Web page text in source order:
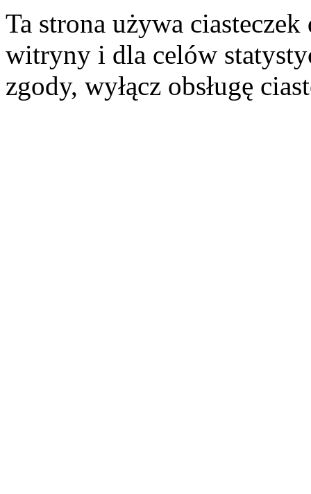
Ta strona używa
witryny i dla celów
zgody, wyłącz obsługę